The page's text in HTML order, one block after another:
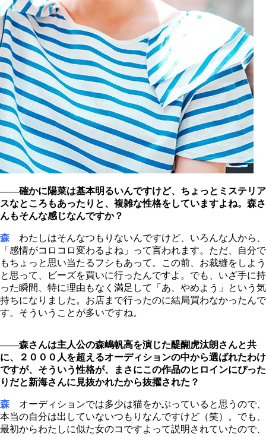
――確かに陽菜は基本明るいんですけど、ちょっとミステリア
スなところもあったりと、複雑な性格をしていますよね。森さ
んもそんな感じなんですか？
森 わたしはそんなつもりないんですけど、いろんな人から、
「感情がコロコロ変わるよね」って言われます。ただ、自分で
もちょっと思い当たるフシもあって。この前、お裁縫をしよう
と思って、ビーズを買いに行ったんですよ。でも、いざ手に持
った瞬間、特に理由もなく満足して「あ、やめよう」という気
持ちになりました。お店まで行ったのに結局買わなかったんで
す。そういうことが多いですね。
――森さんは主人公の森嶋帆高を演じた醍醐虎汰朗さんと共
に、２０００人を超えるオーディションの中から選ばれたわけ
ですが、そういう性格が、まさにこの作品のヒロインにぴった
りだと新海さんに見抜かれたから抜擢された？
森 オーディションでは多少は猫をかぶっていると思うので、
本当の自分は出していないつもりなんですけど（笑）。でも、
最初からわたしに似た女のコですよって説明されていたので、